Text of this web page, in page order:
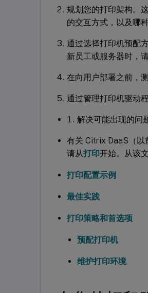
规划您的打印架构。
的交互方式，以及哪
通过选择打印机预配
新员工或服务器时，
在向用户部署之前，
通过管理打印机驱动
解决可能出现的问
有关 Citrix DaaS（以
请从打印开始。从该
打印配置示例
最佳实践
打印策略和首选项
预配打印机
维护打印环境